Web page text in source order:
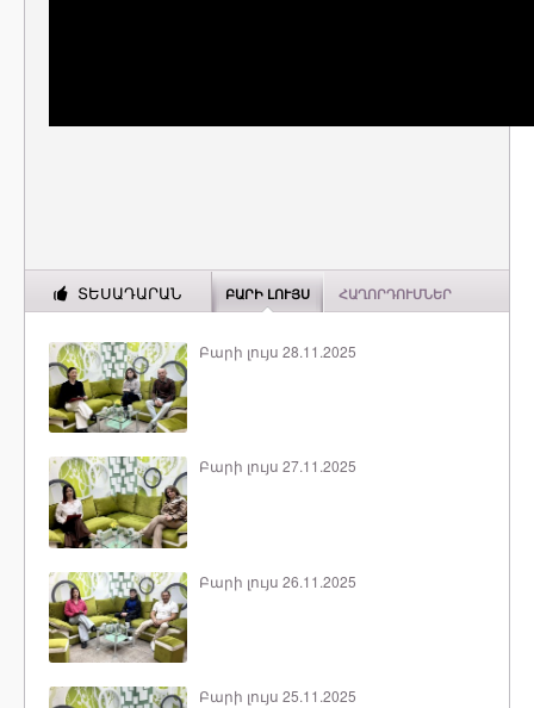
ՏԵՍԱԴԱՐԱՆ ԲԱՐԻ ԼՈՒՅՍ ՀԱՂՈՐԴՈՒՄՆԵՐ
Բարի լույս 28.11.2025
Բարի լույս 27.11.2025
Բարի լույս 26.11.2025
Բարի լույս 25.11.2025